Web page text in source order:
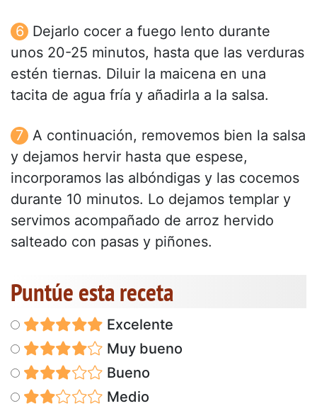
Dejarlo cocer a fuego lento durante
unos 20-25 minutos, hasta que las verduras
estén tiernas. Diluir la maicena en una
tacita de agua fría y añadirla a la salsa.
A continuación, removemos bien la salsa
y dejamos hervir hasta que espese,
incorporamos las albóndigas y las cocemos
durante 10 minutos. Lo dejamos templar y
servimos acompañado de arroz hervido
salteado con pasas y piñones.
Puntúe esta receta
Excelente
Muy bueno
Bueno
Medio